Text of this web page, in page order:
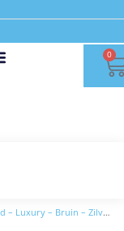
0
– Zilveren Sluiting – 4 Snoeren – Model I